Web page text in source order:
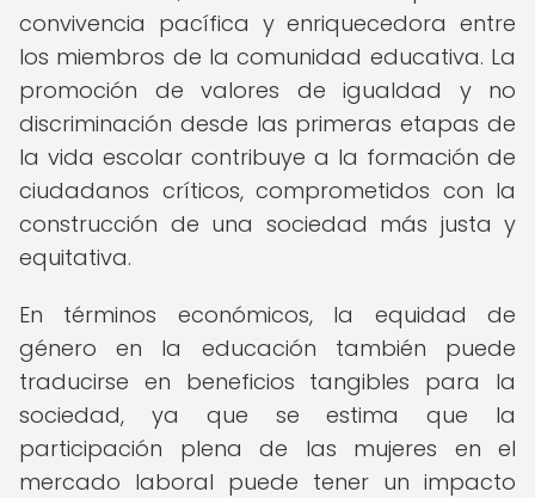
convivencia pacífica y enriquecedora entre
los miembros de la comunidad educativa. La
promoción de valores de igualdad y no
discriminación desde las primeras etapas de
la vida escolar contribuye a la formación de
ciudadanos críticos, comprometidos con la
construcción de una sociedad más justa y
equitativa.
En términos económicos, la equidad de
género en la educación también puede
traducirse en beneficios tangibles para la
sociedad, ya que se estima que la
participación plena de las mujeres en el
mercado laboral puede tener un impacto